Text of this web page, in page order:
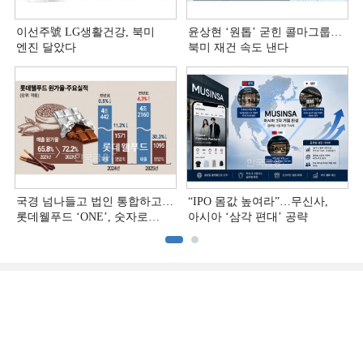
이선주號 LG생활건강, 북미
엔진 달았다
윤상현 ‘원톱ʼ 굳힌 콜마그룹…
북미 재건 속도 낸다
국경 넘나들고 법인 통합하고…
롯데웰푸드 ‘ONE’, 숫자로
“IPO 몸값 높여라”…무신사,
아시아 ‘삼각 편대’ 공략